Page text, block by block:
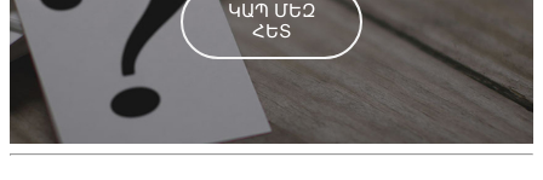
ԿԱՊ ՄԵԶ
ՀԵՏ